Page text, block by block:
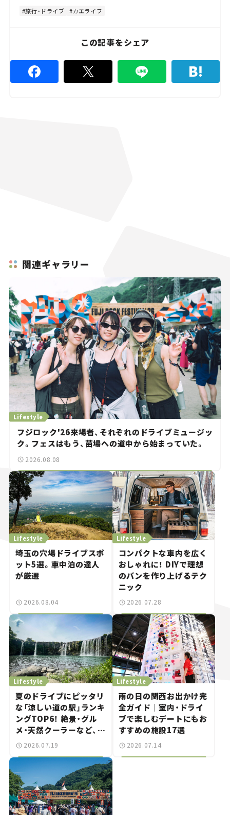
%
旅行・ドライブ カエライフ
この記事をシェア
関連ギャラリー
Lifestyle
フジロック'26来場者、それぞれのドライブミュージッ
ク。フェスはもう、苗場への道中から始まっていた。
2026.08.08
Lifestyle
埼玉の穴場ドライブスポ
ット5選。車中泊の達人
が厳選
2026.08.04
Lifestyle
コンパクトな車内を広く
おしゃれに！ DIYで理想
のバンを作り上げるテク
ニック
2026.07.28
Lifestyle
夏のドライブにピッタリ
な「涼しい道の駅」ランキ
ングTOP6！ 絶景・グル
メ・天然クーラーなど、避
暑におすすめのスポット
推し駅ガイド】vol.15
2026.07.19
Lifestyle
雨の日の関西お出かけ完
全ガイド｜室内・ドライ
ブで楽しむデートにもお
すすめの施設17選
2026.07.14